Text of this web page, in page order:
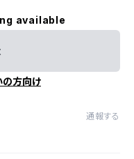
available
の方向け
通報する